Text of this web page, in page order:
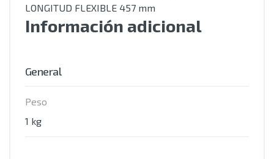
LONGITUD FLEXIBLE 457 mm
Información adicional
General
Peso
1 kg